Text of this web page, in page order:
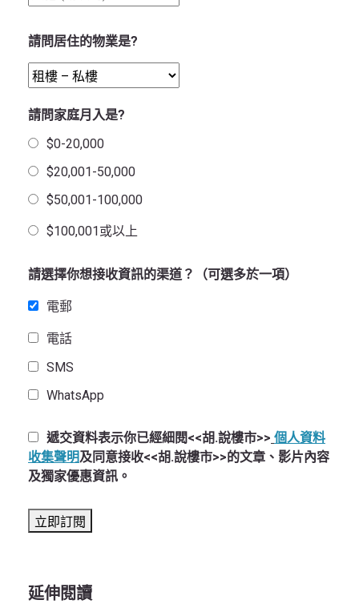
請問居住的物業是?
請問家庭月入是?
$0-20,000
$20,001-50,000
$50,001-100,000
$100,001或以上
請選擇你想接收資訊的渠道？（可選多於一項）
電郵
電話
SMS
WhatsApp
遞交資料表示你已經細閱<<胡.說樓市>> 個人資料
收集聲明及同意接收<<胡.說樓市>>的文章、影片內容
及獨家優惠資訊。
延伸閱讀